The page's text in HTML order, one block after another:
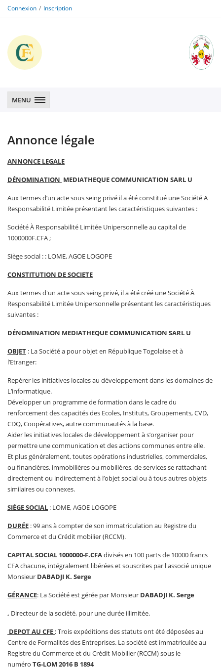
Connexion Inscription
MENU
Annonce légale
ANNONCE LEGALE
DÉNOMINATION MEDIATHEQUE COMMUNICATION SARL U
Aux termes d’un acte sous seing privé il a été constitué une Société A
Responsabilité Limitée présentant les caractéristiques suivantes :
Société À Responsabilité Limitée Unipersonnelle au capital de
1000000F.CFA ;
Siège social : : LOME, AGOE LOGOPE
CONSTITUTION DE SOCIETE
Aux termes d'un acte sous seing privé, il a été créé une Société À
Responsabilité Limitée Unipersonnelle présentant les caractéristiques
suivantes :
DÉNOMINATION MEDIATHEQUE COMMUNICATION SARL U
OBJET : La Société a pour objet en République Togolaise et à
l’Etranger:
Repérer les initiatives locales au développement dans les domaines de
L’informatique.
Développer un programme de formation dans le cadre du
renforcement des capacités des Ecoles, Instituts, Groupements, CVD,
CDQ, Coopératives, autre communautés à la base.
Aider les initiatives locales de développement à s’organiser pour
permettre une communication et des actions communes entre elle.
Et plus généralement, toutes opérations industrielles, commerciales,
ou financières, immobilières ou mobilières, de services se rattachant
directement ou indirectement à l’objet social ou à tous autres objets
similaires ou connexes.
SIÈGE SOCIAL : LOME, AGOE LOGOPE
DURÉE : 99 ans à compter de son immatriculation au Registre du
Commerce et du Crédit mobilier (RCCM).
CAPITAL SOCIAL 1000000-F.CFAdivisés en 100 parts de 10000 francs
CFA chacune, intégralement libérées et souscrites par l'associé unique
Monsieur DABADJI K. Serge
GÉRANCE: La Société est gérée par Monsieur DABADJI K. Serge
, Directeur de la société, pour une durée illimitée.
DEPOT AU CFE : Trois expéditions des statuts ont été déposées au
Centre de Formalités des Entreprises. La société est immatriculée au
Registre du Commerce et du Crédit Mobilier (RCCM) sous le
numéro TG-LOM 2016 B 1894